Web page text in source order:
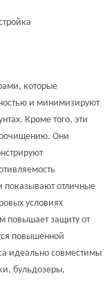
которые
и минимизируют
Кроме того, эти
Они
отличные
условиях
повышает защиту от
повышенной
идеально совместимы
бульдозеры,